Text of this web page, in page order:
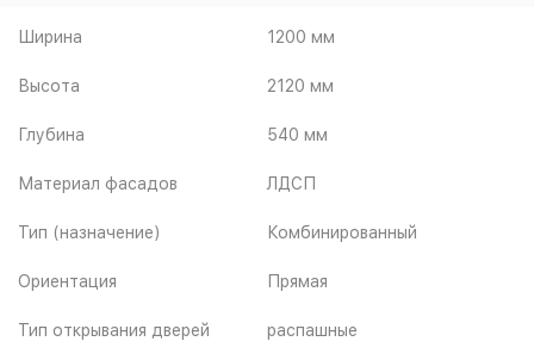
Ширина 1200 мм
Высота 2120 мм
Глубина 540 мм
Материал фасадов ЛДСП
Тип (назначение) Комбинированный
Ориентация Прямая
Тип открывания дверей распашные